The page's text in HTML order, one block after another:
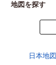
地図を探す
日本地図